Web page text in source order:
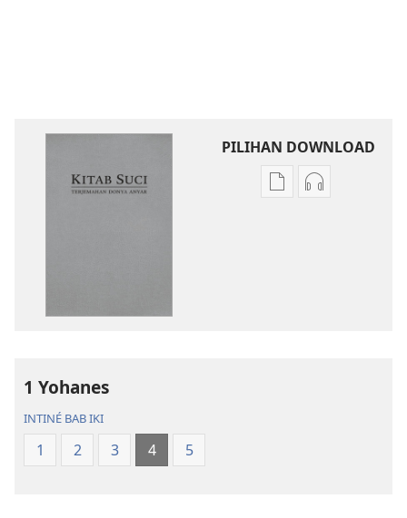
PILIHAN DOWNLOAD
PilihanPilihan
1 Yohanes
INTINÉ BAB IKI
1 2 3 4 5